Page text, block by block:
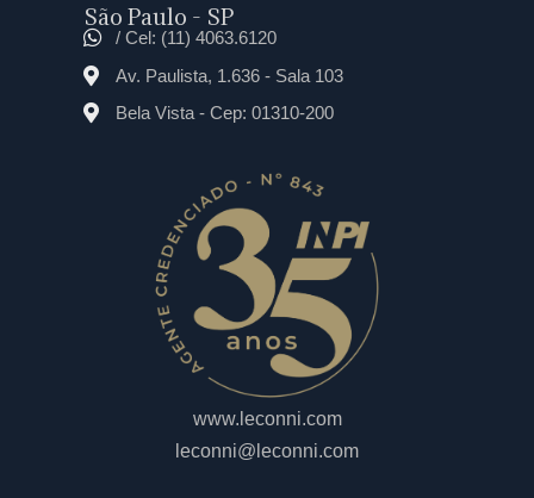
São Paulo - SP
/ Cel: (11) 4063.6120
Av. Paulista, 1.636 - Sala 103
Bela Vista - Cep: 01310-200
www.leconni.com
leconni@leconni.com